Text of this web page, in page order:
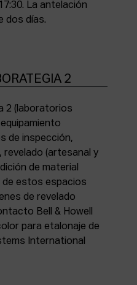
La antelación
dos días.
2
2 (laboratorios
de inspección,
revelado (artesanal y
de material
de estos espacios
de revelado
Bell & Howell
para etalonaje de
International